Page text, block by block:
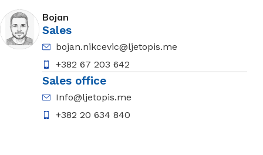
Bojan
Sales
bojan.nikcevic@ljetopis.me
+382 67 203 642
Sales office
Info@ljetopis.me
+382 20 634 840